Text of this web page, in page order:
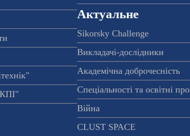
КПІ"
Актуальне
Sikorsky Challenge
Викладачі-дослідники
Академічна доброчесність
Спеціальності та освітні
Війна
CLUST SPACE